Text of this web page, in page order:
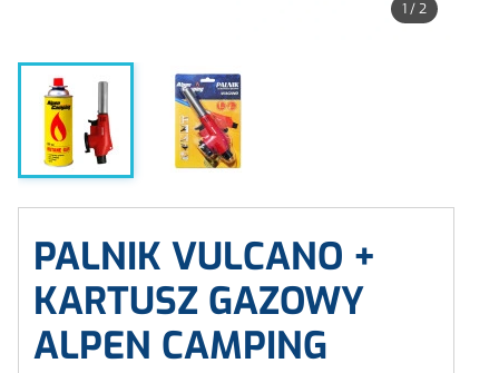
1/2
PALNIK VULCANO +
KARTUSZ GAZOWY
ALPEN CAMPING